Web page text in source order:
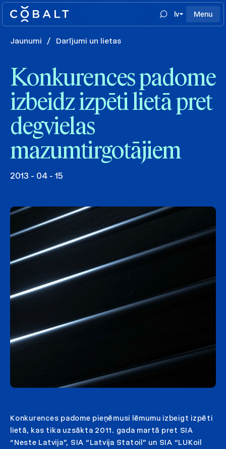
lv Menu
Jaunumi / Darījumi un lietas
Konkurences padome
izbeidz izpēti lietā pret
degvielas
mazumtirgotājiem
2013 - 04 - 15
Konkurences padome pieņēmusi lēmumu izbeigt izpēti
lietā, kas tika uzsākta 2011. gada martā pret SIA
“Neste Latvija”, SIA “Latvija Statoil” un SIA “LUKoil